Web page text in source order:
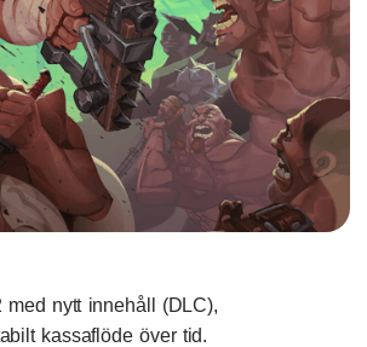
med nytt innehåll (DLC),
kassaflöde över tid.